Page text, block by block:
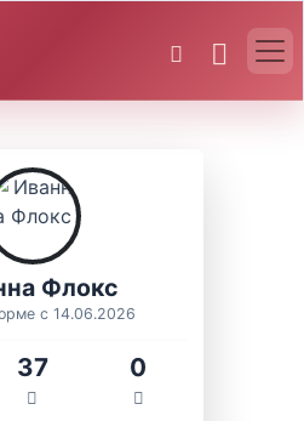
Флокс
с 14.06.2026
37 0